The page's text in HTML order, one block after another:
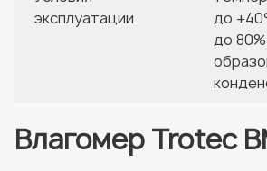
эксплуатации
до
до
Влагомер Trotec